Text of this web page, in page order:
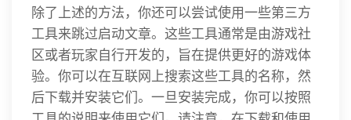
除了上述的方法，你还可以尝试使用一些第三方
工具来跳过启动文章。这些工具通常是由游戏社
区或者玩家自行开发的，旨在提供更好的游戏体
验。你可以在互联网上搜索这些工具的名称，然
后下载并安装它们。一旦安装完成，你可以按照